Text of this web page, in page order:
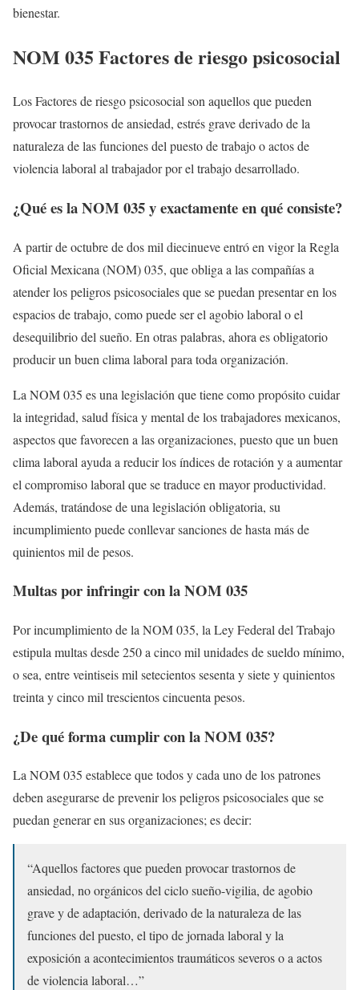
bienestar.
NOM 035 Factores de riesgo psicosocial
Los Factores de riesgo psicosocial son aquellos que pueden
provocar trastornos de ansiedad, estrés grave derivado de la
naturaleza de las funciones del puesto de trabajo o actos de
violencia laboral al trabajador por el trabajo desarrollado.
¿Qué es la NOM 035 y exactamente en qué consiste?
A partir de octubre de dos mil diecinueve entró en vigor la Regla
Oficial Mexicana (NOM) 035, que obliga a las compañías a
atender los peligros psicosociales que se puedan presentar en los
espacios de trabajo, como puede ser el agobio laboral o el
desequilibrio del sueño. En otras palabras, ahora es obligatorio
producir un buen clima laboral para toda organización.
La NOM 035 es una legislación que tiene como propósito cuidar
la integridad, salud física y mental de los trabajadores mexicanos,
aspectos que favorecen a las organizaciones, puesto que un buen
clima laboral ayuda a reducir los índices de rotación y a aumentar
el compromiso laboral que se traduce en mayor productividad.
Además, tratándose de una legislación obligatoria, su
incumplimiento puede conllevar sanciones de hasta más de
quinientos mil de pesos.
Multas por infringir con la NOM 035
Por incumplimiento de la NOM 035, la Ley Federal del Trabajo
estipula multas desde 250 a cinco mil unidades de sueldo mínimo,
o sea, entre veintiseis mil setecientos sesenta y siete y quinientos
treinta y cinco mil trescientos cincuenta pesos.
¿De qué forma cumplir con la NOM 035?
La NOM 035 establece que todos y cada uno de los patrones
deben asegurarse de prevenir los peligros psicosociales que se
puedan generar en sus organizaciones; es decir:
“Aquellos factores que pueden provocar trastornos de
ansiedad, no orgánicos del ciclo sueño-vigilia, de agobio
grave y de adaptación, derivado de la naturaleza de las
funciones del puesto, el tipo de jornada laboral y la
exposición a acontecimientos traumáticos severos o a actos
de violencia laboral…”